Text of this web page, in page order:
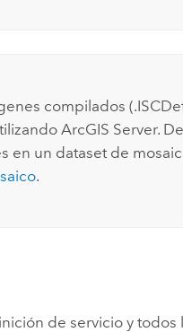
compilados
ArcGIS Server.
en un dataset de
.
de servicio y todos